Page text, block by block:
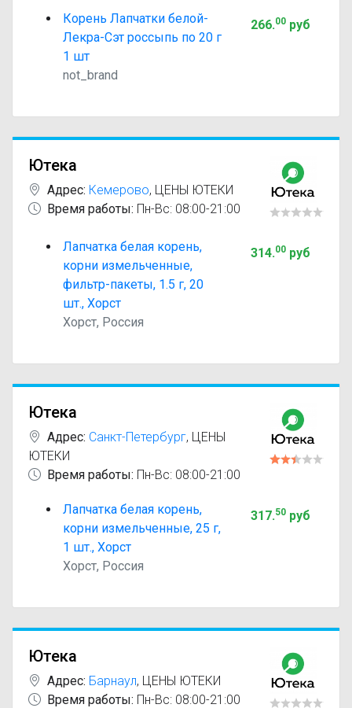
Корень Лапчатки белой-
Лекра-Сэт россыпь по 20 г
1 шт
not_brand
266.00руб
Ютека
Адрес: Кемерово, ЦЕНЫ ЮТЕКИ
Время работы: Пн-Вс: 08:00-21:00
Лапчатка белая корень,
корни измельченные,
фильтр-пакеты, 1.5 г, 20
шт., Хорст
Хорст, Россия
314.00руб
Ютека
Адрес: Санкт-Петербург, ЦЕНЫ
ЮТЕКИ
Время работы: Пн-Вс: 08:00-21:00
Лапчатка белая корень,
корни измельченные, 25 г,
1 шт., Хорст
Хорст, Россия
317.50руб
Ютека
Адрес: Барнаул, ЦЕНЫ ЮТЕКИ
Время работы: Пн-Вс: 08:00-21:00